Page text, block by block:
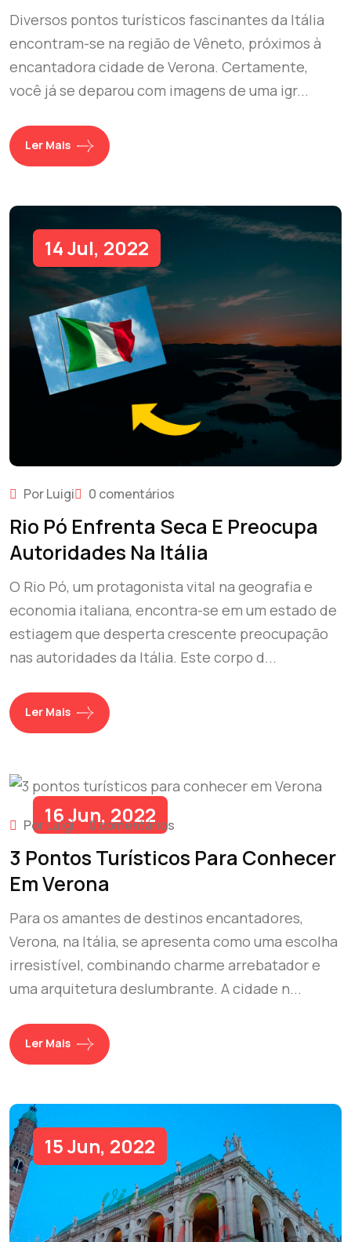
Diversos pontos turísticos fascinantes da Itália
encontram-se na região de Vêneto, próximos à
encantadora cidade de Verona. Certamente,
você já se deparou com imagens de uma igr...
Ler Mais
14 Jul, 2022
Por Luigi 0 comentários
Rio Pó Enfrenta Seca E Preocupa
Autoridades Na Itália
O Rio Pó, um protagonista vital na geografia e
economia italiana, encontra-se em um estado de
estiagem que desperta crescente preocupação
nas autoridades da Itália. Este corpo d...
Ler Mais
16 Jun, 2022
Por Luigi 0 comentários
3 Pontos Turísticos Para Conhecer
Em Verona
Para os amantes de destinos encantadores,
Verona, na Itália, se apresenta como uma escolha
irresistível, combinando charme arrebatador e
uma arquitetura deslumbrante. A cidade n...
Ler Mais
15 Jun, 2022